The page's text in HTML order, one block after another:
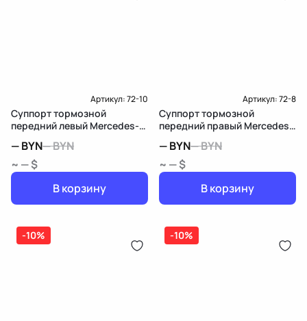
Артикул:72-10
Суппорт тормозной
передний левый Mercedes-
—BYN—BYN
~ — $
В корзину
Артикул:72-8
Суппорт тормозной
передний правый Mercedes-
—BYN—BYN
~ — $
В корзину
-10% -10%